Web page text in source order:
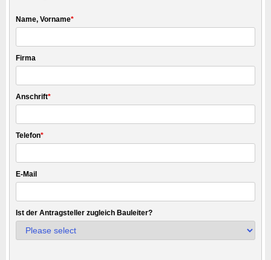
Name, Vorname*
Firma
Anschrift*
Telefon*
E-Mail
Ist der Antragsteller zugleich Bauleiter?